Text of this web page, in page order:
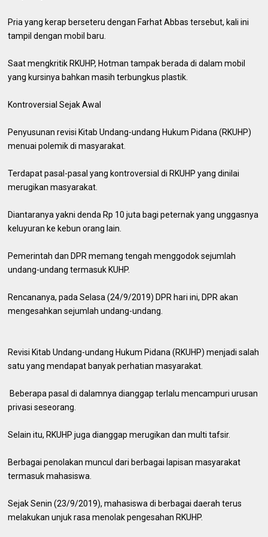
Pria yang kerap berseteru dengan Farhat Abbas tersebut, kali ini
tampil dengan mobil baru.
Saat mengkritik RKUHP, Hotman tampak berada di dalam mobil
yang kursinya bahkan masih terbungkus plastik.
Kontroversial Sejak Awal
Penyusunan revisi Kitab Undang-undang Hukum Pidana (RKUHP)
menuai polemik di masyarakat.
Terdapat pasal-pasal yang kontroversial di RKUHP yang dinilai
merugikan masyarakat.
Diantaranya yakni denda Rp 10 juta bagi peternak yang unggasnya
keluyuran ke kebun orang lain.
Pemerintah dan DPR memang tengah menggodok sejumlah
undang-undang termasuk KUHP.
Rencananya, pada Selasa (24/9/2019) DPR hari ini, DPR akan
mengesahkan sejumlah undang-undang.
Revisi Kitab Undang-undang Hukum Pidana (RKUHP) menjadi salah
satu yang mendapat banyak perhatian masyarakat.
Beberapa pasal di dalamnya dianggap terlalu mencampuri urusan
privasi seseorang.
Selain itu, RKUHP juga dianggap merugikan dan multi tafsir.
Berbagai penolakan muncul dari berbagai lapisan masyarakat
termasuk mahasiswa.
Sejak Senin (23/9/2019), mahasiswa di berbagai daerah terus
melakukan unjuk rasa menolak pengesahan RKUHP.